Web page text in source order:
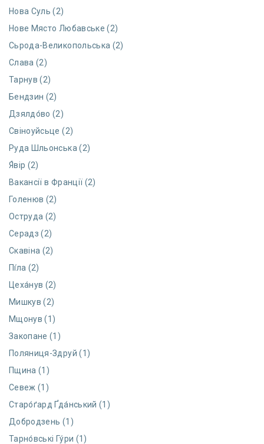
Нова Суль (2)
Нове Място Любавське (2)
Сьрода-Великопольська (2)
Слава (2)
Тарнув (2)
Бендзин (2)
Дзялдо́во (2)
Свіноуйсьце (2)
Руда Шльонська (2)
Я́вір (2)
Вакансії в Франції (2)
Голенюв (2)
Оструда (2)
Серадз (2)
Скавіна (2)
Пі́ла (2)
Цеха́нув (2)
Мишкув (2)
Мщонув (1)
Закопане (1)
Поляниця-Здруй (1)
Пщина (1)
Севеж (1)
Старо́ґард Ґда́нський (1)
Добродзень (1)
Тарно́вські Гу́ри (1)